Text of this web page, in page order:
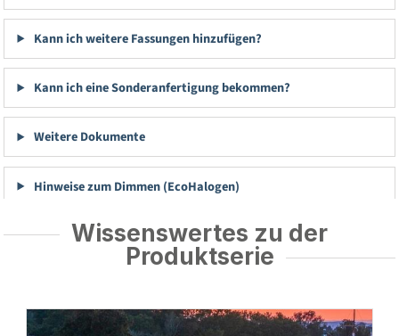
Kann ich weitere Fassungen hinzufügen?
Kann ich eine Sonderanfertigung bekommen?
Weitere Dokumente
Hinweise zum Dimmen (EcoHalogen)
Wissenswertes zu der
Produktserie